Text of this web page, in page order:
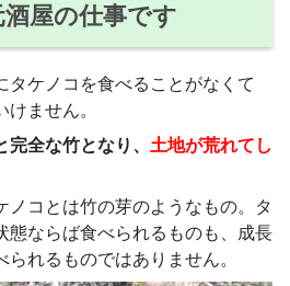
屋の仕事です
タケノコを食べることがなくて
ません。
完全な竹となり、 土地が荒れてし
ノコとは竹の芽のようなもの。タ
態ならば食べられるものも、成長
られるものではありません。